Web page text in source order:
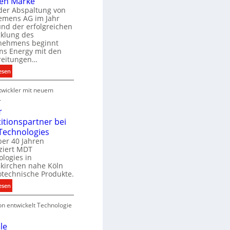
ek
Abspaltung von
AG im Jahr
der erfolgreichen
des
beginnt
Energy mit den
:
S
i
e
n
s
E
n
e
r
g
y
w
mit neuem
bei
40 Jahren
MDT
in
nahe Köln
Produkte.
:
N
e
entwickelt Technologie